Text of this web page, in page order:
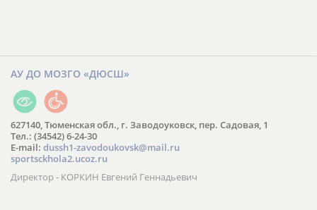
АУ ДО МОЗГО «ДЮСШ»
627140, Тюменская обл., г. Заводоуковск, пер. Садовая, 1
Тел.: (34542) 6-24-30
​E-mail: dussh1-zavodoukovsk@mail.ru
sportsckhola2.ucoz.ru
Директор - КОРКИН Евгений Геннадьевич